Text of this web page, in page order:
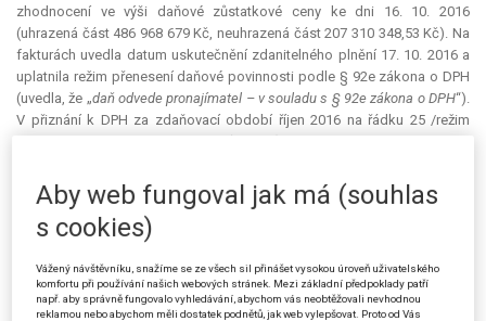
zhodnocení ve výši daňové zůstatkové ceny ke dni 16. 10. 2016
(uhrazená část 486 968 679 Kč, neuhrazená část 207 310 348,53 Kč). Na
fakturách uvedla datum uskutečnění zdanitelného plnění 17. 10. 2016 a
uplatnila režim přenesení daňové povinnosti podle § 92e zákona o DPH
(uvedla, že „daň odvede pronajímatel – v souladu s § 92e zákona o DPH“).
V přiznání k DPH za zdaňovací období říjen 2016 na řádku 25 /režim
Generální finanční ředitelství na základě návrhu žalobkyně vydalo dne
22. 2. 2017 rozhodnutí o závazném posouzení pro použití režimu
přenesení daňové povinnosti, v němž dovodilo, že na přenechání
technického zhodnocení (změn provedených daňovým subjektem jako
nájemcem při revitalizaci) za náhradu ve prospěch pronajímatele při
ukončení nájmu se nepoužije režim přenesení daňové povinnosti dle §
Aby web fungoval jak má (souhlas
s cookies)
Vážený návštěvníku, snažíme se ze všech sil přinášet vysokou úroveň uživatelského
komfortu při používání našich webových stránek. Mezi základní předpoklady patří
např. aby správně fungovalo vyhledávání, abychom vás neobtěžovali nevhodnou
reklamou nebo abychom měli dostatek podnětů, jak web vylepšovat. Proto od Vás